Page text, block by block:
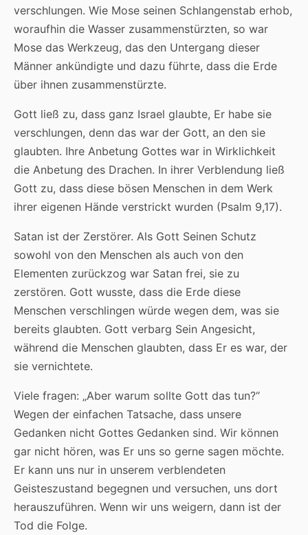
verschlungen. Wie Mose seinen Schlangenstab erhob,
woraufhin die Wasser zusammenstürzten, so war
Mose das Werkzeug, das den Untergang dieser
Männer ankündigte und dazu führte, dass die Erde
über ihnen zusammenstürzte.
Gott ließ zu, dass ganz Israel glaubte, Er habe sie
verschlungen, denn das war der Gott, an den sie
glaubten. Ihre Anbetung Gottes war in Wirklichkeit
die Anbetung des Drachen. In ihrer Verblendung ließ
Gott zu, dass diese bösen Menschen in dem Werk
ihrer eigenen Hände verstrickt wurden (Psalm 9,17).
Satan ist der Zerstörer. Als Gott Seinen Schutz
sowohl von den Menschen als auch von den
Elementen zurückzog war Satan frei, sie zu
zerstören. Gott wusste, dass die Erde diese
Menschen verschlingen würde wegen dem, was sie
bereits glaubten. Gott verbarg Sein Angesicht,
während die Menschen glaubten, dass Er es war, der
sie vernichtete.
Viele fragen: „Aber warum sollte Gott das tun?“
Wegen der einfachen Tatsache, dass unsere
Gedanken nicht Gottes Gedanken sind. Wir können
gar nicht hören, was Er uns so gerne sagen möchte.
Er kann uns nur in unserem verblendeten
Geisteszustand begegnen und versuchen, uns dort
herauszuführen. Wenn wir uns weigern, dann ist der
Tod die Folge.